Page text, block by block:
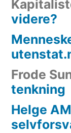
videre?
Frode
tenkning
Helge AM